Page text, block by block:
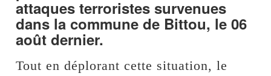
attaques terroristes survenues
dans la commune de Bittou, le 06
août dernier.
Tout en déplorant cette situation, le